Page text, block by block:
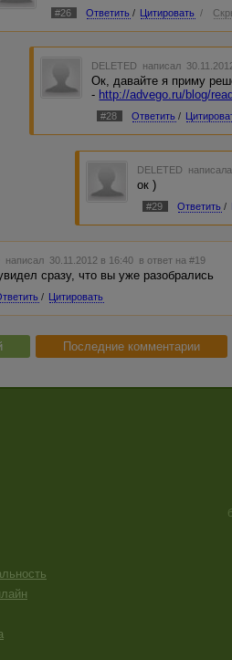
#26 Ответить / Цитировать /
DELETED написал
Ок, давайте я приму
- http://advego.ru/blog/
#28 Ответить /
DELETED
ок )
#29 Ответить /
написал 30.11.2012 в 16:40 в ответ на #19
сразу, что вы уже разобрались
/ Цитировать
Последние комментарии